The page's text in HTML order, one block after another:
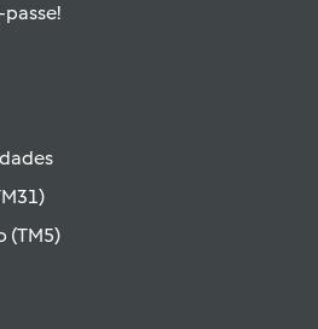
(TM5)